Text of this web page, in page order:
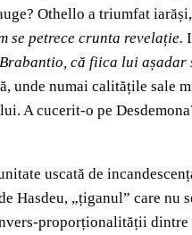
Othello a triumfat
se petrece crunta revelație.
că fiica lui așadar
unde numai calitățile
A cucerit-o pe
uscată de
„țiganul” care nu
proporționalității